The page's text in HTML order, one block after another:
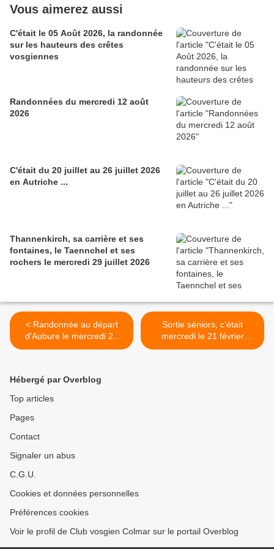
Vous aimerez aussi
C'était le 05 Août 2026, la randonnée
sur les hauteurs des crêtes
vosgiennes
Randonnées du mercredi 12 août
2026
C'était du 20 juillet au 26 juillet 2026
en Autriche ...
Thannenkirch, sa carrière et ses
fontaines, le Taennchel et ses
rochers le mercredi 29 juillet 2026
< Randonnée au départ
d'Aubure le mercredi 28
février 2018
Sortie séniors, c'était
mercredi le 21 février
Autour du Grand Hohnack.
Hébergé par Overblog
Top articles
Pages
Contact
Signaler un abus
C.G.U.
Cookies et données personnelles
Préférences cookies
Voir le profil de Club vosgien Colmar sur le portail Overblog